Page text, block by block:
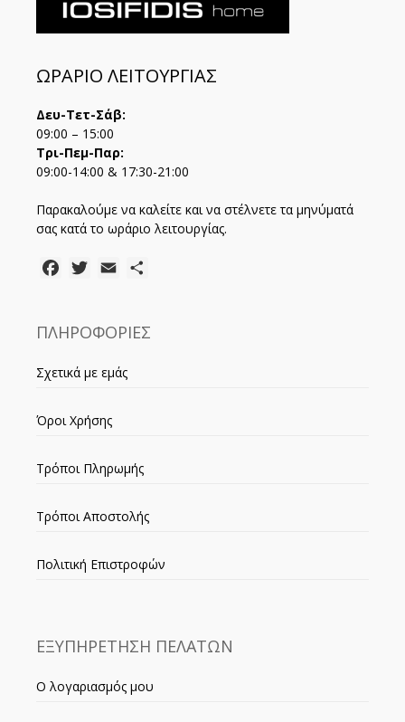
ΩΡΑΡΙΟ ΛΕΙΤΟΥΡΓΙΑΣ
Δευ-Τετ-Σάβ:
09:00 – 15:00
Τρι-Πεμ-Παρ:
09:00-14:00 & 17:30-21:00
Παρακαλούμε να καλείτε και να στέλνετε τα μηνύματά
σας κατά το ωράριο λειτουργίας.
FacebookTwitter
Email
ΠΛΗΡΟΦΟΡΙΕΣ
Σχετικά με εμάς
Όροι Χρήσης
Τρόποι Πληρωμής
Τρόποι Αποστολής
Πολιτική Επιστροφών
ΕΞΥΠΗΡΕΤΗΣΗ ΠΕΛΑΤΩΝ
Ο λογαριασμός μου